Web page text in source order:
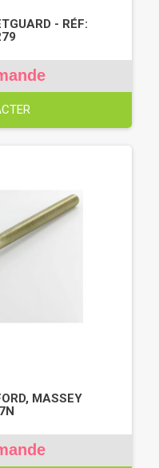
- RÉF:
MASSEY